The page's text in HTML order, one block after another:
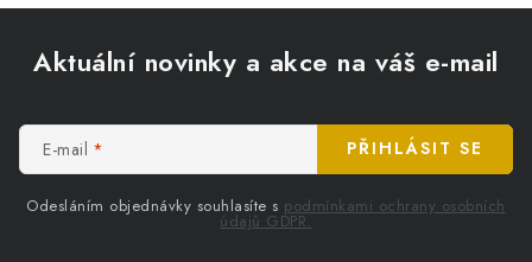
Aktuální novinky a akce na váš e-mail
E-mail
Odesláním objednávky souhlasíte s podmínkami ochrany osobních
údajů GDPR.
PŘIHLÁSIT SE
Z